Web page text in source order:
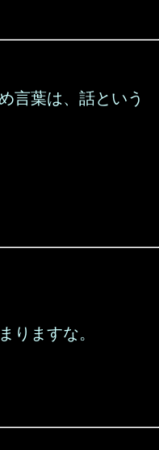
言葉は、話という
りますな。